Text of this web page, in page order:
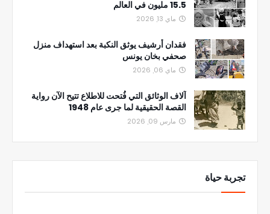
15.5 مليون في العالم
ماي 13, 2026
فقدان أرشيف يوثق النكبة بعد استهداف منزل
صحفي بخان يونس
ماي 06, 2026
آلاف الوثائق التي فُتحت للاطلاع تتيح الآن رواية
القصة الحقيقية لما جرى عام 1948
مارس 09, 2026
تجربة حياة